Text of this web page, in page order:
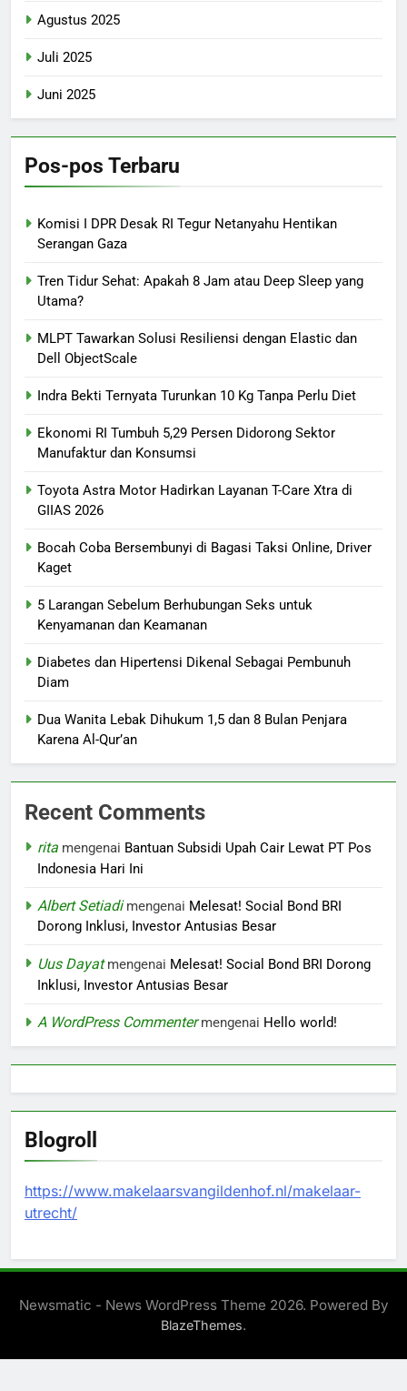
Agustus 2025
Juli 2025
Juni 2025
Pos-pos Terbaru
Komisi I DPR Desak RI Tegur Netanyahu Hentikan
Serangan Gaza
Tren Tidur Sehat: Apakah 8 Jam atau Deep Sleep yang
Utama?
MLPT Tawarkan Solusi Resiliensi dengan Elastic dan
Dell ObjectScale
Indra Bekti Ternyata Turunkan 10 Kg Tanpa Perlu Diet
Ekonomi RI Tumbuh 5,29 Persen Didorong Sektor
Manufaktur dan Konsumsi
Toyota Astra Motor Hadirkan Layanan T-Care Xtra di
GIIAS 2026
Bocah Coba Bersembunyi di Bagasi Taksi Online, Driver
Kaget
5 Larangan Sebelum Berhubungan Seks untuk
Kenyamanan dan Keamanan
Diabetes dan Hipertensi Dikenal Sebagai Pembunuh
Diam
Dua Wanita Lebak Dihukum 1,5 dan 8 Bulan Penjara
Karena Al-Qur’an
Recent Comments
rita mengenai Bantuan Subsidi Upah Cair Lewat PT Pos
Indonesia Hari Ini
Albert Setiadimengenai Melesat! Social Bond BRI
Dorong Inklusi, Investor Antusias Besar
Uus Dayatmengenai Melesat! Social Bond BRI Dorong
Inklusi, Investor Antusias Besar
A WordPress Commentermengenai Hello world!
Blogroll
https://www.makelaarsvangildenhof.nl/makelaar-
utrecht/
Newsmatic - News WordPress Theme 2026. Powered By
BlazeThemes.